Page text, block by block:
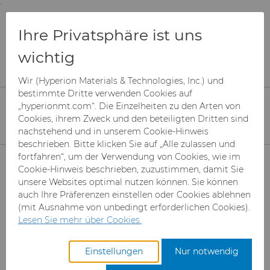
;
and information are based on this region.
Produkte
Superabrasive Schleifmittel
Mesh CBN
Mikron-CBN-Pulver
Can Tooling
Cupper Press Tooling-
Lösungen
Hartmetallstäbe
Branchen & Anwendungen
Luft- und Raumfahrt
Automotive-Werkzeuge
Leistungen
Registrieren Sie sich für den
Zugang zum Hyperion
Hardness
Hardness
Hyperion Materials & Technologies
manufactures cemented carbides with a
range of hardnesses to solve your needs.
Ihre Privatsphäre ist uns
wichtig
Wir (Hyperion Materials & Technologies, Inc.) und
bestimmte Dritte verwenden Cookies auf
„hyperionmt.com“. Die Einzelheiten zu den Arten von
Cookies, ihrem Zweck und den beteiligten Dritten sind
nachstehend und in unserem Cookie-Hinweis
beschrieben. Bitte klicken Sie auf „Alle zulassen und
fortfahren“, um der Verwendung von Cookies, wie im
Cookie-Hinweis beschrieben, zuzustimmen, damit Sie
unsere Websites optimal nutzen können. Sie können
auch Ihre Präferenzen einstellen oder Cookies ablehnen
(mit Ausnahme von unbedingt erforderlichen Cookies).
Lesen Sie mehr über Cookies.
Einstellungen Nur notwendig